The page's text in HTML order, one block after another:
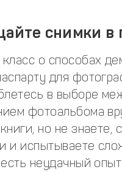
снимки в
о способах
для
в выборе
фотоальбома
но не знаете,
и испытываете
неудачный